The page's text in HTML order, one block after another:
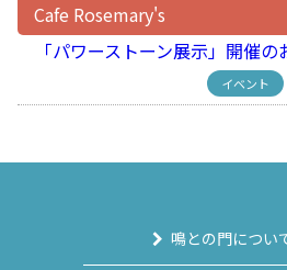
Cafe Rosemary's
「パワーストーン展示」開催の
イベント
鳴との門につい